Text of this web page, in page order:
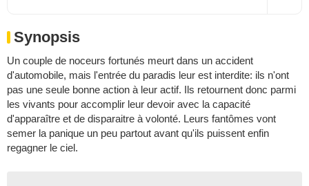
Synopsis
Un couple de noceurs fortunés meurt dans un accident
d'automobile, mais l'entrée du paradis leur est interdite: ils n'ont
pas une seule bonne action à leur actif. Ils retournent donc parmi
les vivants pour accomplir leur devoir avec la capacité
d'apparaître et de disparaitre à volonté. Leurs fantômes vont
semer la panique un peu partout avant qu'ils puissent enfin
regagner le ciel.